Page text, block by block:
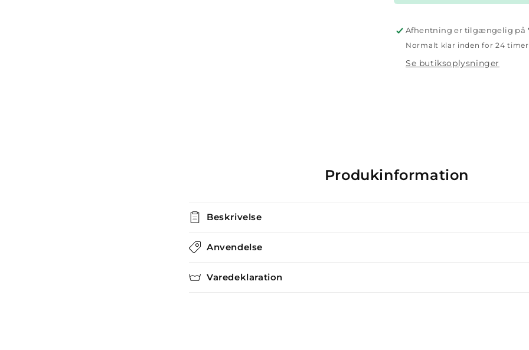
Afhentning er tilgængelig på
Normalt klar inden for 24 timer
Se butiksoplysninger
Produkinformation
Beskrivelse
Anvendelse
Varedeklaration